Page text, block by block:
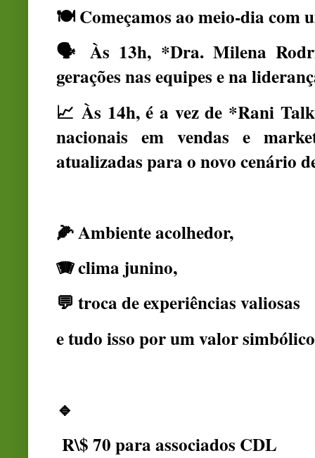
🍽️ Começamos ao meio-dia com
🗣️ Às 13h, *Dra. Milena
gerações nas equipes e na
📈 Às 14h, é a vez de *Rani
nacionais em vendas e
atualizadas para o novo cenário
🌽 Ambiente acolhedor,
🪗 clima junino,
💬 troca de experiências valiosas
e tudo isso por um valor
🔹
R\$ 70 para associados CDL